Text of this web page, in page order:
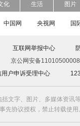
化 生活 图片
中国网 央视网 国
互联网举报中心
京公网安备
户申诉受理中心
文字、图片、多媒体资
先协议授权，禁止转载使